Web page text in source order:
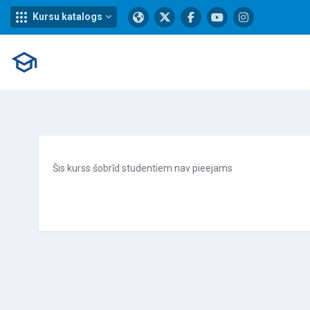
Kursu katalogs
Šis kurss šobrīd studentiem nav pieejams